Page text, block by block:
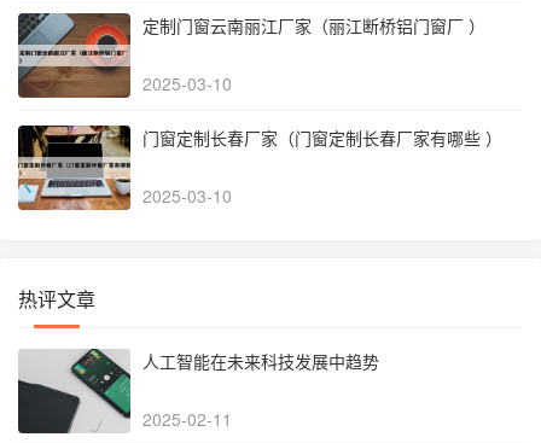
定制门窗云南丽江厂家（丽江断桥铝门窗厂 ）
2025-03-10
门窗定制长春厂家（门窗定制长春厂家有哪些 ）
2025-03-10
热评文章
人工智能在未来科技发展中趋势
2025-02-11